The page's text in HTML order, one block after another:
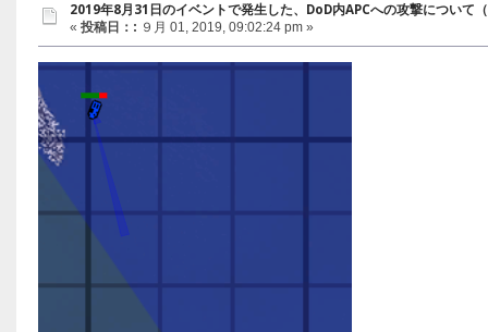
2019年8月31日のイベントで発生した、DoD内APCへの攻撃について
« 投稿日：: ９月 01, 2019, 09:02:24 pm »